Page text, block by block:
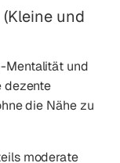
und
Mentalität und
dezente
die Nähe zu
moderate